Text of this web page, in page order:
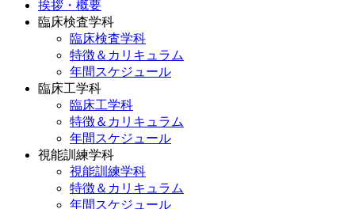
挨拶・概要
臨床検査学科
臨床検査学科
特徴＆カリキュラム
年間スケジュール
臨床工学科
臨床工学科
特徴＆カリキュラム
年間スケジュール
視能訓練学科
視能訓練学科
特徴＆カリキュラム
年間スケジュール